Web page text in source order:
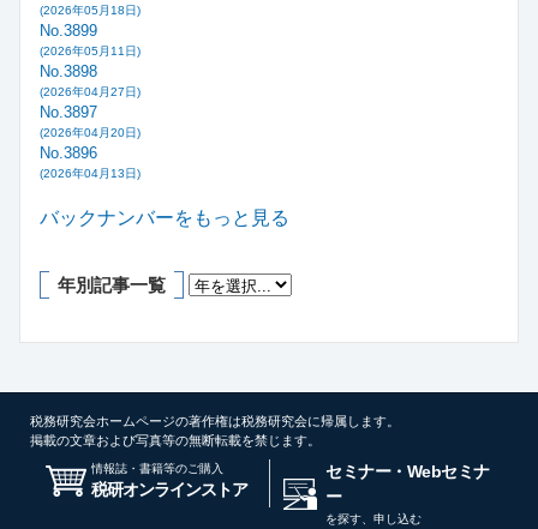
(2026年05月18日)
No.3899
(2026年05月11日)
No.3898
(2026年04月27日)
No.3897
(2026年04月20日)
No.3896
(2026年04月13日)
バックナンバーをもっと見る
年別記事一覧
税務研究会ホームページの著作権は税務研究会に帰属します。
掲載の文章および写真等の無断転載を禁じます。
情報誌・書籍等のご購入
税研オンラインストア
セミナー・Webセミナ
ー
を探す、申し込む